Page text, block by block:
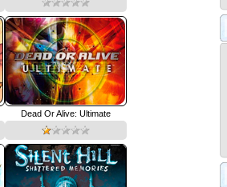
Dead Or Alive: Ultimate